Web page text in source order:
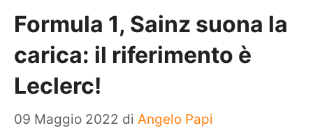
Formula 1, Sainz suona la
carica: il riferimento è
Leclerc!
09 Maggio 2022 di Angelo Papi